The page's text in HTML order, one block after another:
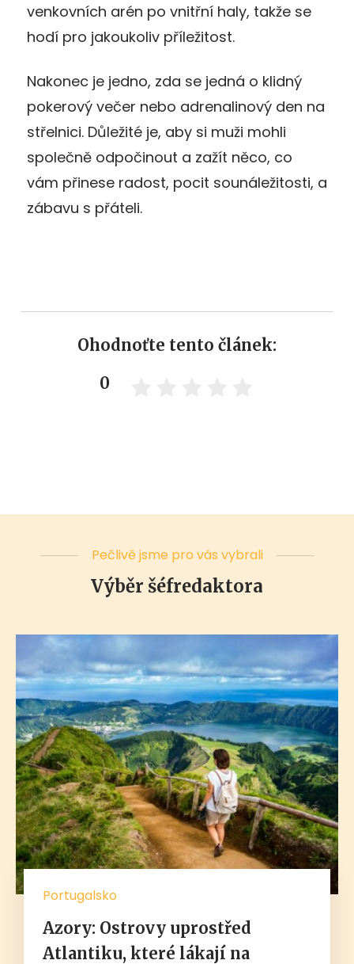
venkovních arén po vnitřní haly, takže se
hodí pro jakoukoliv příležitost.
Nakonec je jedno, zda se jedná o klidný
pokerový večer nebo adrenalinový den na
střelnici. Důležité je, aby si muži mohli
společně odpočinout a zažít něco, co
vám přinese radost, pocit sounáležitosti, a
zábavu s přáteli.
Ohodnoťte tento článek:
0
Pečlivě jsme pro vás vybrali
Výběr šéfredaktora
Portugalsko
Azory: Ostrovy uprostřed
Atlantiku, které lákají na